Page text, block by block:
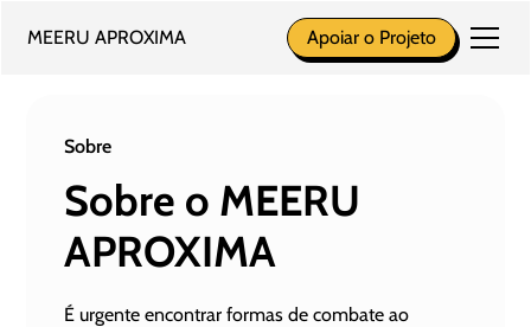
MEERU APROXIMA Apoiar o Projeto
Sobre
Sobre o MEERU
APROXIMA
É urgente encontrar formas de combate ao